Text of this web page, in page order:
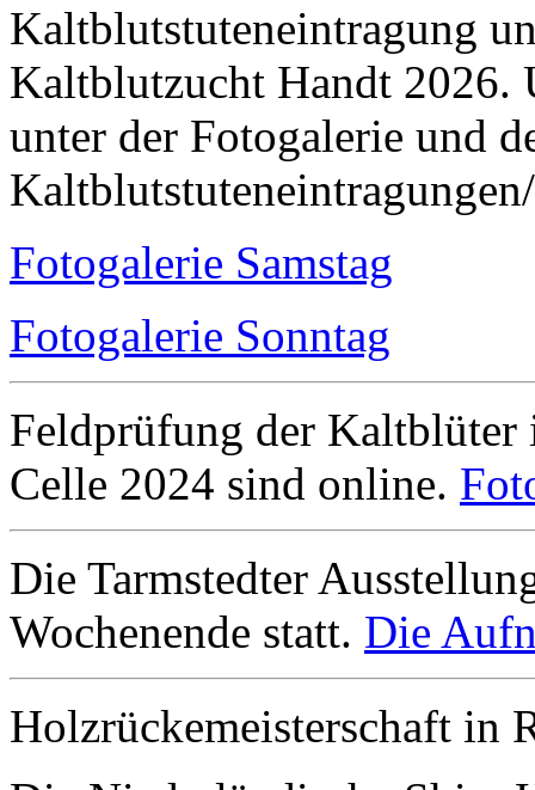
Kaltblutstuteneintragung
Kaltblutzucht Handt 2026.
unter der Fotogalerie und
Fotogalerie Samstag
Fotogalerie Sonntag
Feldprüfung der Kaltblüter
Celle 2024 sind online.
Die Tarmstedter
Wochenende statt. Die
Holzrückemeisterschaft in